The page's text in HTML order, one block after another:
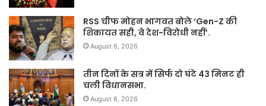
RSS चीफ मोहन भागवत बोले ‘Gen-Z की
शिकायत सही, वे देश-विरोधी नहीं’.
August 6, 2026
तीन दिनों के सत्र में सिर्फ दो घंटे 43 मिनट ही
चली विधानसभा.
August 6, 2026